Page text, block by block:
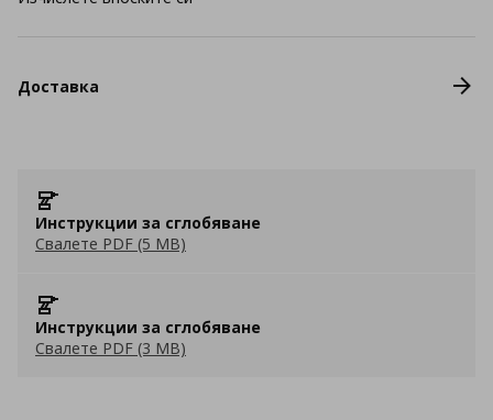
Доставка
Инструкции за сглобяване
Свалете PDF (5 MB)
Инструкции за сглобяване
Свалете PDF (3 MB)